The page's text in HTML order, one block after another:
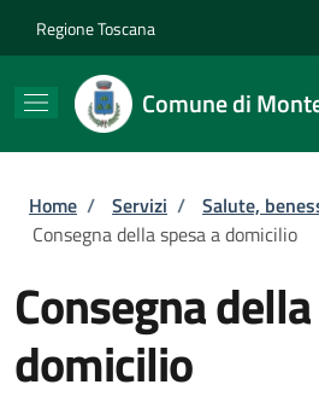
Regione Toscana
Comune di
Briciole di pane
Home / Servizi / Salute,
Consegna della spesa a domicilio
Consegna
domicilio